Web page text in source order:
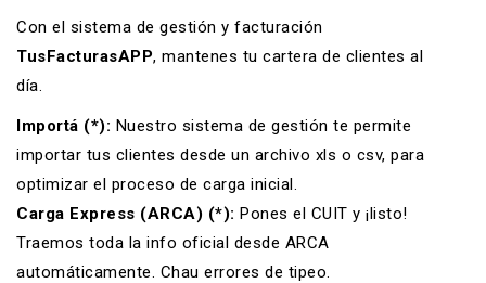
Con el sistema de gestión y facturación
TusFacturasAPP, mantenes tu cartera de clientes al
día.
Importá (*): Nuestro sistema de gestión te permite
importar tus clientes desde un archivo xls o csv, para
optimizar el proceso de carga inicial.
Carga Express (ARCA) (*): Pones el CUIT y ¡listo!
Traemos toda la info oficial desde ARCA
automáticamente. Chau errores de tipeo.